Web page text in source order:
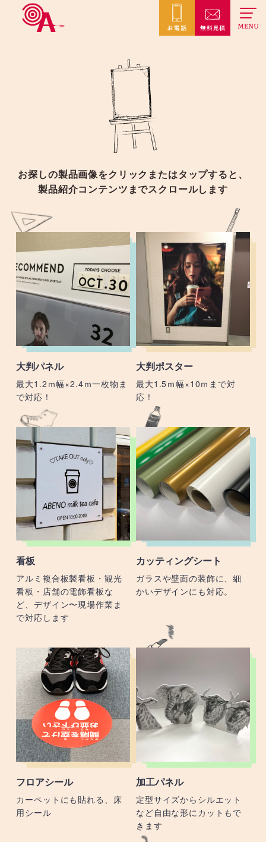
MENU
お探しの製品画像をクリックまたはタップすると、
製品紹介コンテンツまでスクロールします
大判パネル
最大1.2ｍ幅×2.4ｍ一枚物ま
で対応！
大判ポスター
最大1.5ｍ幅×10ｍまで対
応！
看板
アルミ複合板製看板・観光
看板・店舗の電飾看板な
ど、デザイン〜現場作業ま
で対応します
カッティングシート
ガラスや壁面の装飾に、細
かいデザインにも対応。
フロアシール
カーペットにも貼れる、床
用シール
加工パネル
定型サイズからシルエット
など自由な形にカットもで
きます